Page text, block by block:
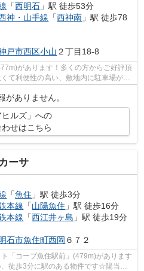
「西明石 」駅 徒歩53分
神・山手線 「西神南 」駅 徒歩78
戸市西区小山 ２丁目18-8
があります！多くの方からご好評頂
て利便性の高い、敷地内に駐車場があ
がありません。
ヒルズ」への
せはこちら
ーサ
「魚住 」駅 徒歩3分
本線 「山陽魚住 」駅 徒歩16分
本線 「西江井ヶ島 」駅 徒歩19分
石市魚住町西岡 ６７２
「コープ魚住駅前」(479m)があります
徒歩3分に駅のある物件です☆陽当た